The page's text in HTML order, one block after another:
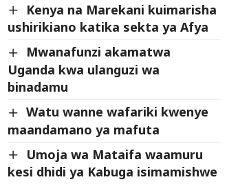
Kenya na Marekani kuimarisha
ushirikiano katika sekta ya Afya
Mwanafunzi akamatwa
Uganda kwa ulanguzi wa
binadamu
Watu wanne wafariki kwenye
maandamano ya mafuta
Umoja wa Mataifa waamuru
kesi dhidi ya Kabuga isimamishwe